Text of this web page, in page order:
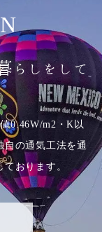
しをして
0.46W/m2・K以
自の通気工法を通
おります。